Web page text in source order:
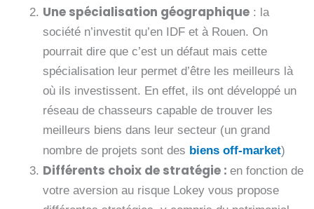
Une spécialisation géographique : la
société n’investit qu’en IDF et à Rouen. On
pourrait dire que c’est un défaut mais cette
spécialisation leur permet d’être les meilleurs là
où ils investissent. En effet, ils ont développé un
réseau de chasseurs capable de trouver les
meilleurs biens dans leur secteur (un grand
nombre de projets sont des biens off-market)
Différents choix de stratégie : en fonction de
votre aversion au risque Lokey vous propose